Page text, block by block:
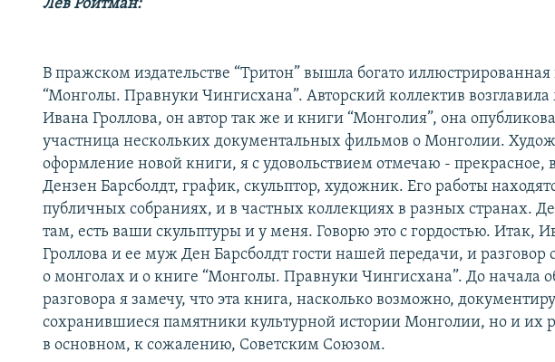
Лев Ройтман:
В пражском издательстве “Тритон” вышла богато иллюстрированная
“Монголы. Правнуки Чингисхана”. Авторский коллектив возглавила
Ивана Гроллова, он автор так же и книги “Монголия”, она
участница нескольких документальных фильмов о Монголии.
оформление новой книги, я с удовольствием отмечаю - прекрасное,
Дензен Барсболдт, график, скульптор, художник. Его работы
публичных собраниях, и в частных коллекциях в разных странах.
там, есть ваши скульптуры и у меня. Говорю это с гордостью. Итак,
Гроллова и ее муж Ден Барсболдт гости нашей передачи, и разговор
о монголах и о книге “Монголы. Правнуки Чингисхана”. До начала
разговора я замечу, что эта книга, насколько возможно,
сохранившиеся памятники культурной истории Монголии, но и их
в основном, к сожалению, Советским Союзом.